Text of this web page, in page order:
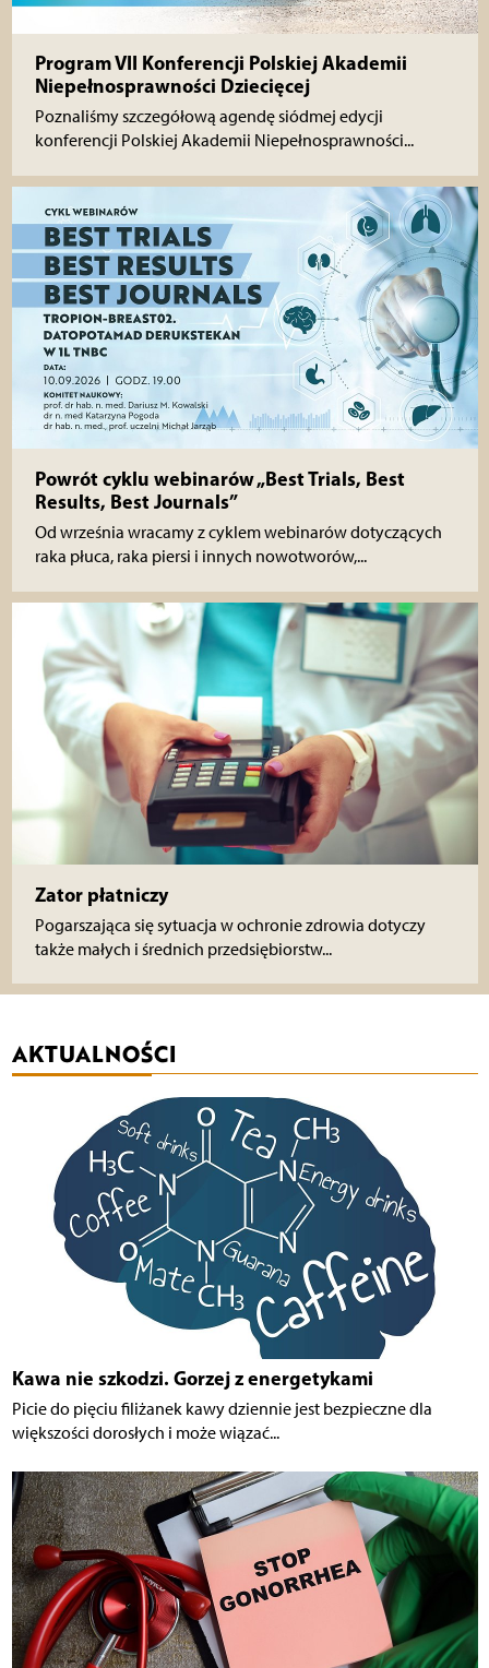
Program VII Konferencji Polskiej Akademii
Niepełnosprawności Dziecięcej
Poznaliśmy szczegółową agendę siódmej edycji
konferencji Polskiej Akademii Niepełnosprawności...
Powrót cyklu webinarów „Best Trials, Best
Results, Best Journals”
Od września wracamy z cyklem webinarów dotyczących
raka płuca, raka piersi i innych nowotworów,...
Zator płatniczy
Pogarszająca się sytuacja w ochronie zdrowia dotyczy
także małych i średnich przedsiębiorstw...
AKTUALNOŚCI
Kawa nie szkodzi. Gorzej z energetykami
Picie do pięciu filiżanek kawy dziennie jest bezpieczne dla
większości dorosłych i może wiązać...